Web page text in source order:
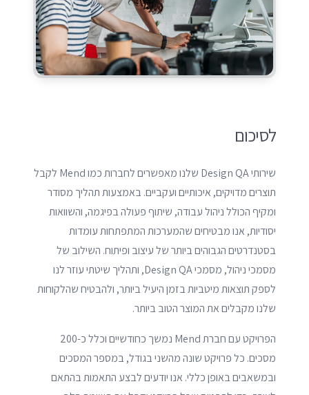
לסיכום
שירותי Design QA שלנו מאפשרים לחברות כמו Mend לקבל
תוצרים מדויקים, איכותיים ועקביים. באמצעות תהליך מסודר
ומקיף הכולל ניהול עבודה, שיתוף פעולה בפיגמה, והשוואות
יסודיות, אנו מבטיחים שהמערכות המתפתחות עומדות
בסטנדרטים הגבוהים ביותר של עיצוב ופיתוח. השילוב של
מסמכי ניהול, מסמכי Design QA, ותהליך שיטתי עוזר לנו
לספק תוצאות מיטביות בזמן היעיל ביותר, ולהבטיח שהלקוחות
שלנו מקבלים את המוצר הטוב ביותר.
הפרויקט עם חברת Mend נמשך כחודשיים וכלל כ-200
מסכים. כל פרויקט שונה מהשני בגודל, במספר המסכים
ובמשאבים באופן כללי. אנו יודעים לבצע התאמות בהתאם